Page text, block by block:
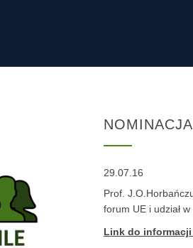
29.07.16
Prof.
forum UE i udział
Link do